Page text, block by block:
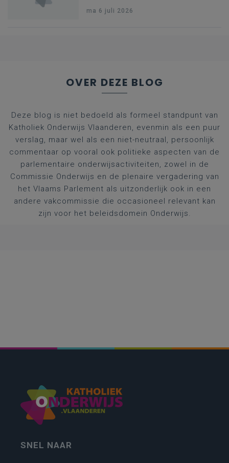
federale RIZIV-
ma 6 juli 2026
OVER DEZE BLOG
Deze blog is niet bedoeld als formeel standpunt van
Katholiek Onderwijs Vlaanderen, evenmin als een puur
verslag, maar wel als een niet-neutraal, persoonlijk
commentaar op vooral ook politieke aspecten van de
parlementaire onderwijsactiviteiten, zowel in de
Commissie Onderwijs en de plenaire vergadering van
het Vlaams Parlement als uitzonderlijk ook in een
andere vakcommissie die occasioneel relevant kan
zijn voor het beleidsdomein Onderwijs.
SNEL NAAR